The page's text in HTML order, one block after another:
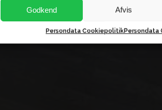
Godkend Afvis
Persondata CookiepolitikPersondata